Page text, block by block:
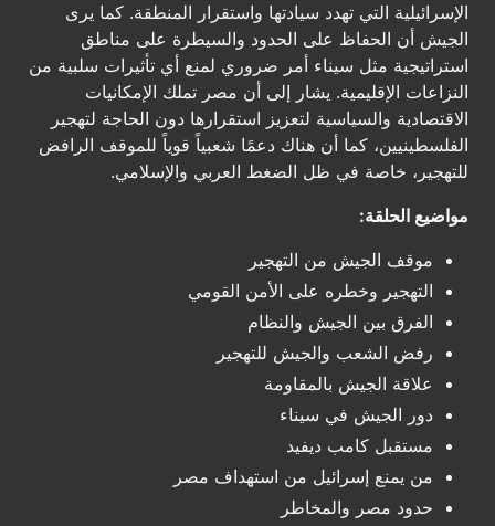
الإسرائيلية التي تهدد سيادتها واستقرار المنطقة. كما يرى
الجيش أن الحفاظ على الحدود والسيطرة على مناطق
استراتيجية مثل سيناء أمر ضروري لمنع أي تأثيرات سلبية من
النزاعات الإقليمية. يشار إلى أن مصر تملك الإمكانيات
الاقتصادية والسياسية لتعزيز استقرارها دون الحاجة لتهجير
الفلسطينيين، كما أن هناك دعمًا شعبياً قوياً للموقف الرافض
للتهجير، خاصة في ظل الضغط العربي والإسلامي.
مواضيع الحلقة:
موقف الجيش من التهجير
التهجير وخطره على الأمن القومي
الفرق بين الجيش والنظام
رفض الشعب والجيش للتهجير
علاقة الجيش بالمقاومة
دور الجيش في سيناء
مستقبل كامب ديفيد
من يمنع إسرائيل من استهداف مصر
حدود مصر والمخاطر